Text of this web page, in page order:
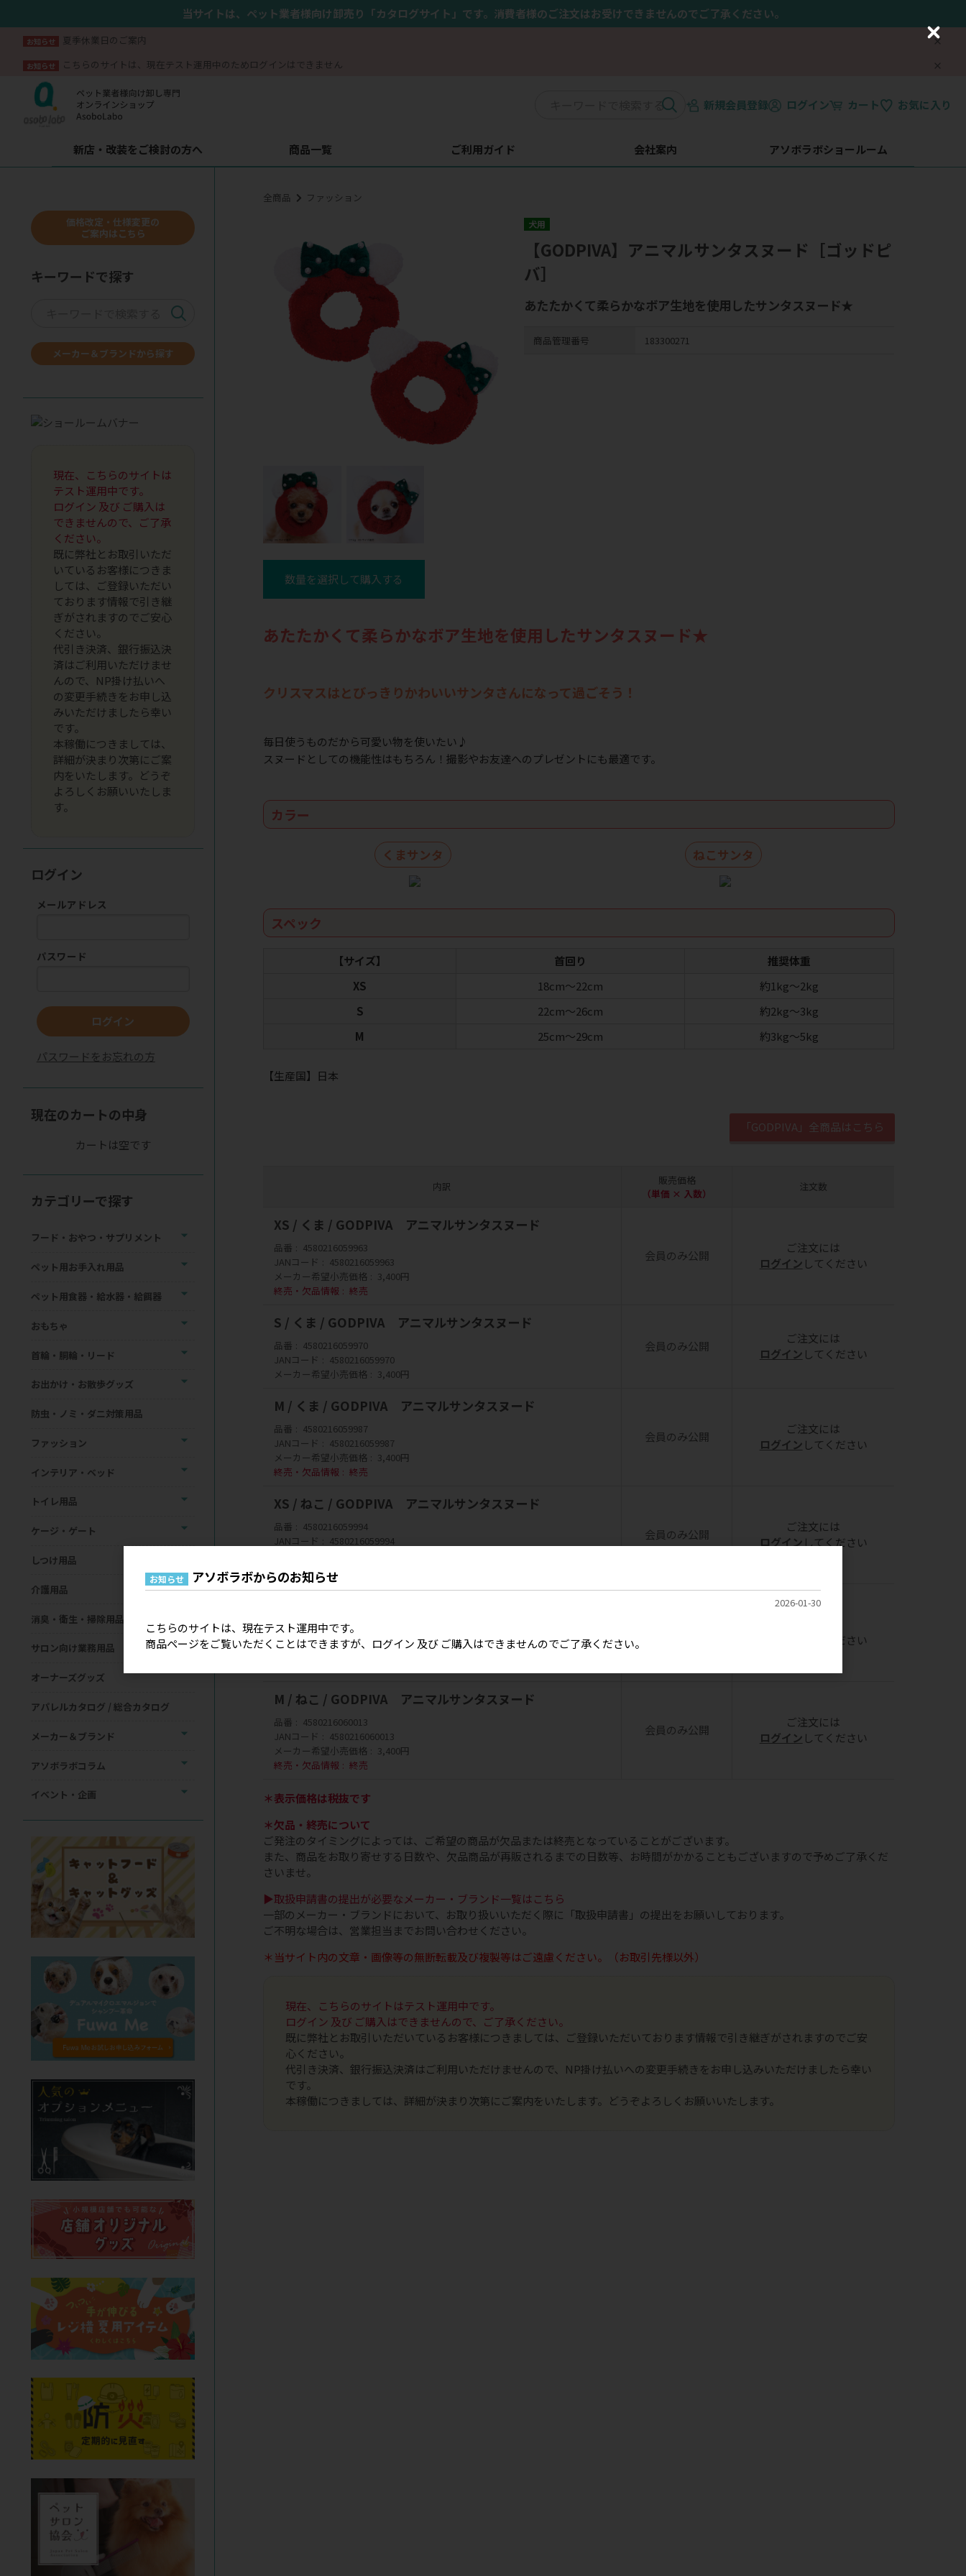
当サイトは、ペット業者様向け卸売り「カタログサイト」です。消費者様のご注文はお受けできませんのでご了承ください。
お知らせ 夏季休業日のご案内
お知らせ こちらのサイトは、現在テスト運用中のためログインはできません
新規会員登録 ログイン カート お気に入り
新店・改装をご検討の方へ 商品一覧 ご利用ガイド 会社案内 アソボラボショールーム
全商品 ファッション
犬用
【GODPIVA】アニマルサンタスヌード［ゴッドピ
バ］
あたたかくて柔らかなボア生地を使用したサンタスヌード★
商品管理番号 183300271
数量を選択して購入する
あたたかくて柔らかなボア生地を使用したサンタスヌード★
クリスマスはとびっきりかわいいサンタさんになって過ごそう！
毎日使うものだから可愛い物を使いたい♪
スヌードとしての機能性はもちろん！撮影やお友達へのプレゼントにも最適です。
カラー
くまサンタ ねこサンタ
スペック
【サイズ】 首回り
推奨体重
XS
18cm～22cm
約1kg～2kg
S
22cm～26cm
約2kg～3kg
M
25cm～29cm 約3kg～5kg
【生産国】日本
「GODPIVA」全商品はこちら
内訳
販売価格
（単価 × 入数）
注文数
XS / くま / GODPIVA アニマルサンタスヌード
品番
4580216059963
JANコード
4580216059963
メーカー希望小売価格
3,400円
終売・欠品情報
終売
会員のみ公開
ご注文には
ログイン してください
S / くま / GODPIVA アニマルサンタスヌード
品番
4580216059970
JANコード
4580216059970
メーカー希望小売価格
3,400円
会員のみ公開
ご注文には
ログイン してください
M / くま / GODPIVA アニマルサンタスヌード
品番
4580216059987
JANコード
4580216059987
メーカー希望小売価格
3,400円
終売・欠品情報
終売
会員のみ公開
ご注文には
ログイン してください
XS / ねこ / GODPIVA アニマルサンタスヌード
品番
4580216059994
JANコード
4580216059994
終売・欠品情報
会員のみ公開
ご注文には
ログイン してください
品番
4580216060006
JANコード
4580216060006
メーカー希望小売価格
3,400円
してください
M / ねこ / GODPIVA アニマルサンタスヌード
品番
4580216060013
JANコード
4580216060013
メーカー希望小売価格
3,400円
終売・欠品情報
終売
会員のみ公開
ご注文には
ログイン してください
＊表示価格は税抜です
＊欠品・終売について
ご発注のタイミングによっては、ご希望の商品が欠品または終売となっていることがございます。
また、商品をお取り寄せする日数や、欠品商品が再販されるまでの日数等、お時間がかかることもございますので予めご了承くだ
さいませ。
▶取扱申請書の提出が必要なメーカー・ブランド一覧はこちら
一部のメーカー・ブランドにおいて、お取り扱いいただく際に「取扱申請書」の提出をお願いしております。
ご不明な場合は、営業担当までお問い合わせください。
＊当サイト内の文章・画像等の無断転載及び複製等はご遠慮ください。（お取引先様以外）
現在、こちらのサイトはテスト運用中です。
ログイン 及び ご購入はできませんので、ご了承ください。
既に弊社とお取引いただいているお客様につきましては、ご登録いただいております情報で引き継ぎがされますのでご安
心ください。
代引き決済、銀行振込決済はご利用いただけませんので、NP掛け払いへの変更手続きをお申し込みいただけましたら幸い
です。
本稼働につきましては、詳細が決まり次第にご案内をいたします。どうぞよろしくお願いいたします。
価格改定・仕様変更の
ご案内はこちら
キーワードで探す
メーカー＆ブランドから探す
現在、こちらのサイトは
テスト運用中です。
ログイン 及び ご購入は
できませんので、ご了承
ください。
既に弊社とお取引いただ
いているお客様につきま
しては、ご登録いただい
ております情報で引き継
ぎがされますのでご安心
ください。
代引き決済、銀行振込決
済はご利用いただけませ
んので、NP掛け払いへ
の変更手続きをお申し込
みいただけましたら幸い
です。
本稼働につきましては、
詳細が決まり次第にご案
内をいたします。どうぞ
よろしくお願いいたしま
す。
ログイン
メールアドレス
パスワード
ログイン
パスワードをお忘れの方
現在のカートの中身
カートは空です
カテゴリーで探す
フード・おやつ・サプリメント
ペット用お手入れ用品
ペット用食器・給水器・給餌器
おもちゃ
首輪・胴輪・リード
お出かけ・お散歩グッズ
防虫・ノミ・ダニ対策用品
ファッション
インテリア・ベッド
トイレ用品
ケージ・ゲート
しつけ用品
介護用品
消臭・衛生・掃除用品
サロン向け業務用品
オーナーズグッズ
アパレルカタログ / 総合カタログ
メーカー＆ブランド
アソボラボコラム
イベント・企画
お知らせ アソボラボからのお知らせ
2026-01-30
こちらのサイトは、現在テスト運用中です。
商品ページをご覧いただくことはできますが、ログイン 及び ご購入はできませんのでご了承ください。
C
o